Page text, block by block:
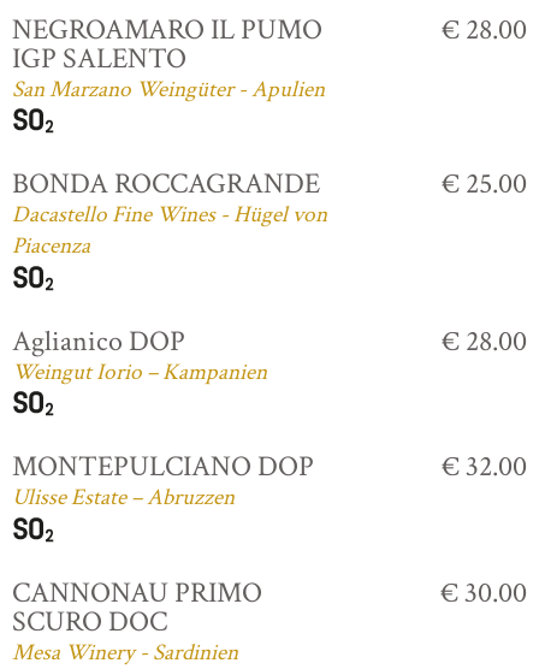
NEGROAMARO IL PUMO
IGP SALENTO
San Marzano Weingüter - Apulien
€ 28.00
BONDA ROCCAGRANDE
Dacastello Fine Wines - Hügel von
Piacenza
€ 25.00
Aglianico DOP
Weingut Iorio – Kampanien
€ 28.00
MONTEPULCIANO DOP
Ulisse Estate – Abruzzen
€ 32.00
CANNONAU PRIMO
SCURO DOC
Mesa Winery - Sardinien
€ 30.00